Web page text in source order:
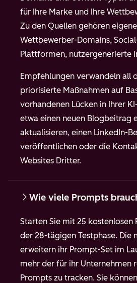
für Ihre Marke und Ihre
Zu den Quellen gehören
Wettbewerber-Domains,
Plattformen, nutzergenerierte
Empfehlungen verwandeln all
priorisierte Maßnahmen auf
vorhandenen Lücken in Ihrer
etwa einen neuen Blogbeitrag
aktualisieren, einen LinkedIn-
veröffentlichen oder die
Websites Dritter.
Wie viele Prompts
Starten Sie mit 25 kostenlosen
der 28-tägigen Testphase. Die
erweitern ihr Prompt-Set im
mehr der für ihr Unternehmen
Prompts zu tracken. Sie